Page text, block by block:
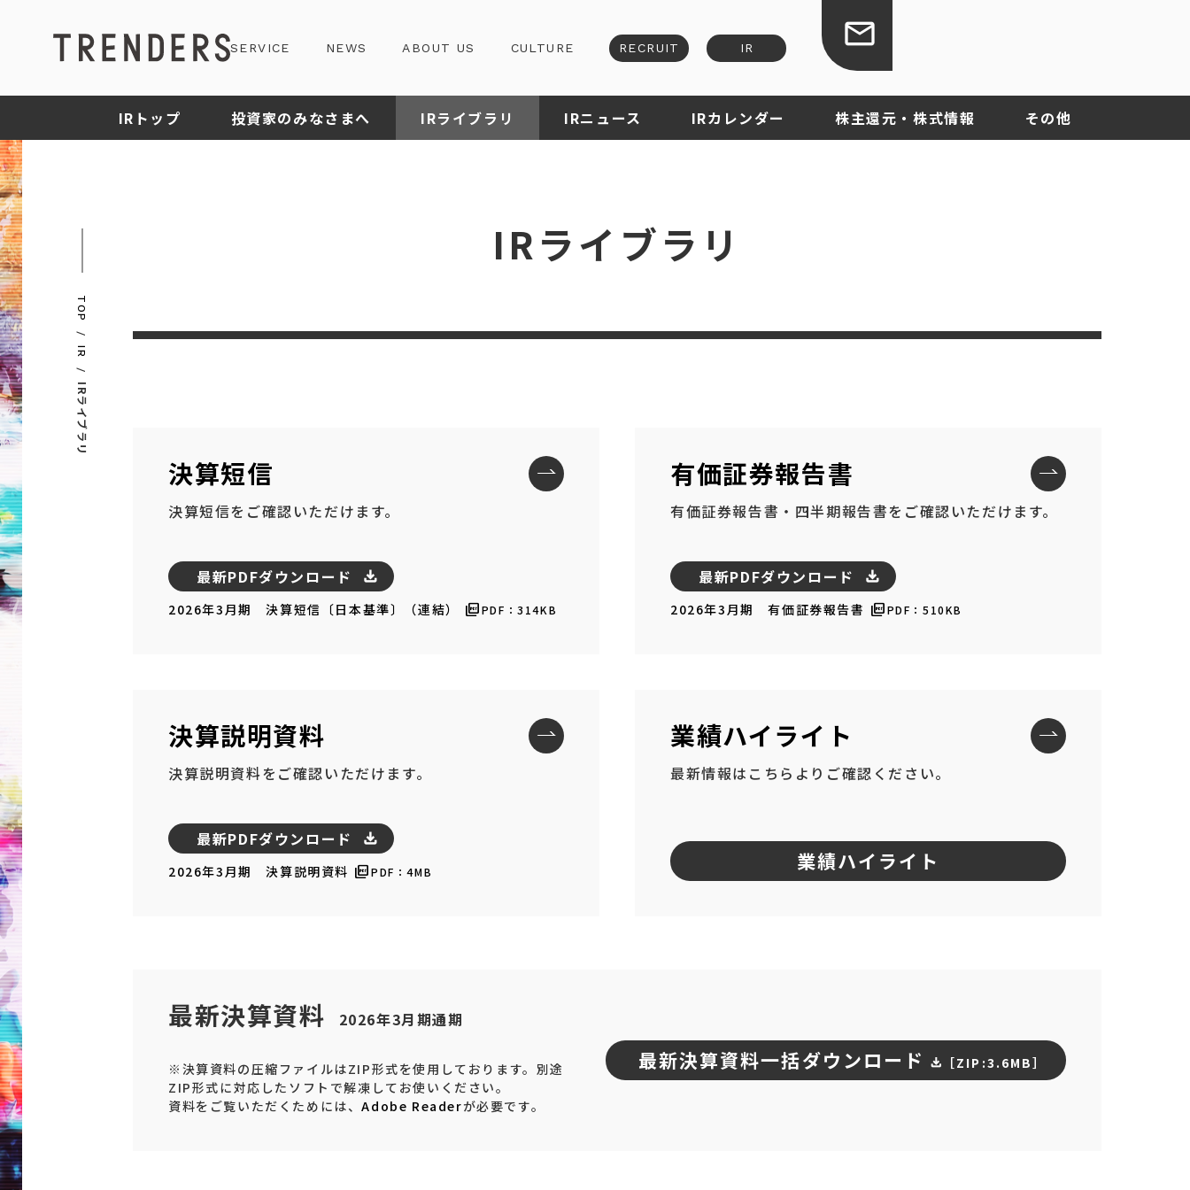
SERVICE NEWS ABOUT US CULTURE RECRUIT IR
IRトップ 投資家のみなさまへ IRライブラリ IRニュース IRカレンダー 株主還元・株式情報 その他
TOP
IR
IRライブラリ
IRライブラリ
決算短信
決算短信をご確認いただけます。
最新PDFダウンロード
2026年3月期 決算短信〔日本基準〕（連結） PDF：314KB
有価証券報告書
有価証券報告書・四半期報告書をご確認いただけます。
最新PDFダウンロード
2026年3月期 有価証券報告書 PDF：510KB
決算説明資料
決算説明資料をご確認いただけます。
最新PDFダウンロード
2026年3月期 決算説明資料 PDF：4MB
業績ハイライト
最新情報はこちらよりご確認ください。
業績ハイライト
最新決算資料 2026年3月期通期
※決算資料の圧縮ファイルはZIP形式を使用しております。別途
ZIP形式に対応したソフトで解凍してお使いください。
資料をご覧いただくためには、Adobe Readerが必要です。
最新決算資料一括ダウンロード ［ZIP:3.6MB］